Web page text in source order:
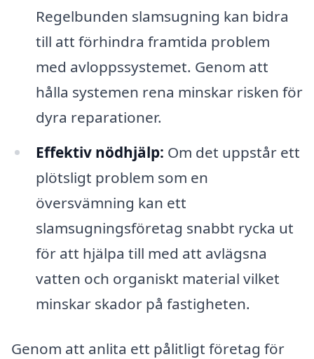
Regelbunden slamsugning kan bidra
till att förhindra framtida problem
med avloppssystemet. Genom att
hålla systemen rena minskar risken för
dyra reparationer.
Effektiv nödhjälp: Om det uppstår ett
plötsligt problem som en
översvämning kan ett
slamsugningsföretag snabbt rycka ut
för att hjälpa till med att avlägsna
vatten och organiskt material vilket
minskar skador på fastigheten.
Genom att anlita ett pålitligt företag för